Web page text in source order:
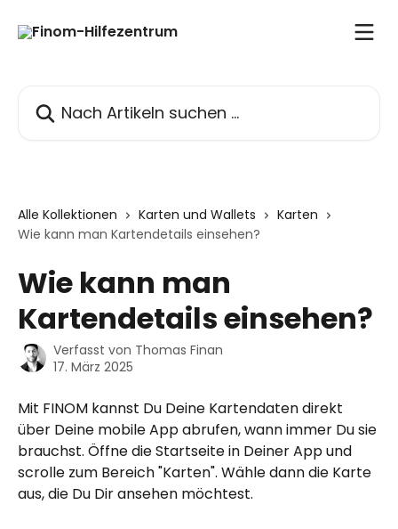
Alle Kollektionen Karten und Wallets
Karten
Wie kann man Kartendetails einsehen?
Wie kann man
Kartendetails einsehen?
Verfasst von Thomas Finan
17. März 2025
Mit FINOM kannst Du Deine Kartendaten direkt
über Deine mobile App abrufen, wann immer Du sie
brauchst. Öffne die Startseite in Deiner App und
scrolle zum Bereich "Karten". Wähle dann die Karte
aus, die Du Dir ansehen möchtest.